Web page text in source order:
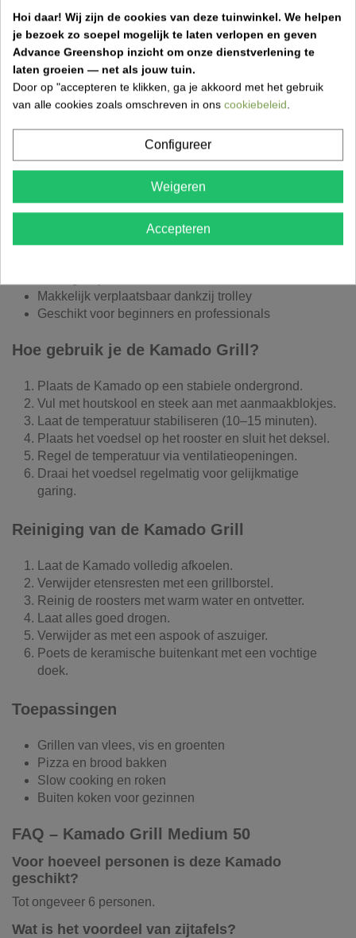
50
Merk: OUTR
Model: Kamado Grill Medium 50
Afmetingen: 108 x 121 x 65 cm (H x B x D)
Grillrooster: Ø 38 cm
Temperatuur: tot 400°C
Extra: zijtafels en trolley
Voordelen van de Kamado Medium 50
Veelzijdig: grillen, bakken, roken en stomen
Uitstekende warmte-isolatie
Makkelijk verplaatsbaar dankzij trolley
Geschikt voor beginners en professionals
Hoe gebruik je de Kamado Grill?
Plaats de Kamado op een stabiele ondergrond.
Vul met houtskool en steek aan met aanmaakblokjes.
Laat de temperatuur stabiliseren (10–15 minuten).
Plaats het voedsel op het rooster en sluit het deksel.
Regel de temperatuur via ventilatieopeningen.
Draai het voedsel regelmatig voor gelijkmatige
garing.
Reiniging van de Kamado Grill
Laat de Kamado volledig afkoelen.
Verwijder etensresten met een grillborstel.
Reinig de roosters met warm water en ontvetter.
Laat alles goed drogen.
Verwijder as met een aspook of aszuiger.
Poets de keramische buitenkant met een vochtige
doek.
Toepassingen
Grillen van vlees, vis en groenten
Pizza en brood bakken
Slow cooking en roken
Buiten koken voor gezinnen
FAQ – Kamado Grill Medium 50
Voor hoeveel personen is deze Kamado
geschikt?
Tot ongeveer 6 personen.
Wat is het voordeel van zijtafels?
Hoi daar! Wij zijn de cookies van deze tuinwinkel. We helpen
je bezoek zo soepel mogelijk te laten verlopen en geven
Advance Greenshop inzicht om onze dienstverlening te
laten groeien — net als jouw tuin.
Door op "accepteren te klikken, ga je akkoord met het gebruik
van alle cookies zoals omschreven in ons cookiebeleid
Configureer
Weigeren
Accepteren